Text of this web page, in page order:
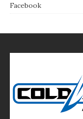
Facebook